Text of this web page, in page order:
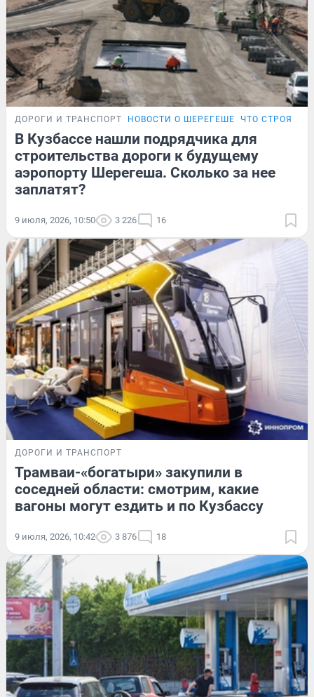
ДОРОГИ И ТРАНСПОРТ НОВОСТИ О ШЕРЕГЕШЕ ЧТО СТРОЯТ В
В Кузбассе нашли подрядчика для
строительства дороги к будущему
аэропорту Шерегеша. Сколько за нее
заплатят?
9 июля, 2026, 10:50 3 226 16
ДОРОГИ И ТРАНСПОРТ
Трамваи-«богатыри» закупили в
соседней области: смотрим, какие
вагоны могут ездить и по Кузбассу
9 июля, 2026, 10:42 3 876 18